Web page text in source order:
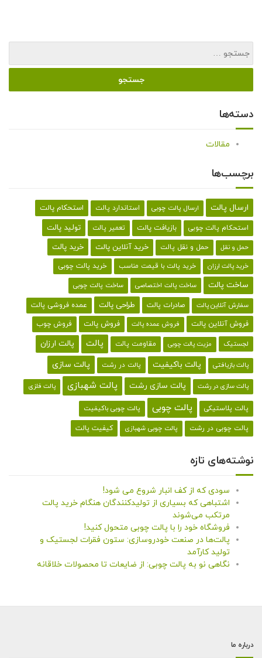
دسته‌ها
مقالات
برچسب‌ها
ارسال پالت ارسال پالت چوبی استاندارد پالت استحکام پالت
استحکام پالت چوبی بازیافت پالت تعمیر پالت تولید پالت
حمل و نقل حمل و نقل پالت خرید آنلاین پالت خرید پالت
خرید پالت ارزان خرید پالت با قیمت مناسب خرید پالت چوبی
ساخت پالت ساخت پالت اختصاصی ساخت پالت چوبی
سفارش آنلاین پالت صادرات پالت طراحی پالت عمده فروشی پالت
فروش آنلاین پالت فروش عمده پالت فروش پالت فروش چوب
لجستیک مزیت پالت چوبی مقاومت پالت پالت پالت ارزان
پالت بازیافتی پالت باکیفیت پالت در رشت پالت سازی
پالت سازی در رشت پالت سازی رشت پالت شهبازی پالت فلزی
پالت پلاستیکی پالت چوبی پالت چوبی باکیفیت
پالت چوبی در رشت پالت چوبی شهبازی کیفیت پالت
نوشته‌های تازه
سودی که از کف انبار شروع می شود!
اشتباهی که بسیاری از تولیدکنندگان هنگام خرید پالت
مرتکب می‌شوند
فروشگاه خود را با پالت چوبی متحول کنید!
پالت‌ها در صنعت خودروسازی: ستون فقرات لجستیک و
تولید کارآمد
نگاهی نو به پالت چوبی: از ضایعات تا محصولات خلاقانه
درباره ما